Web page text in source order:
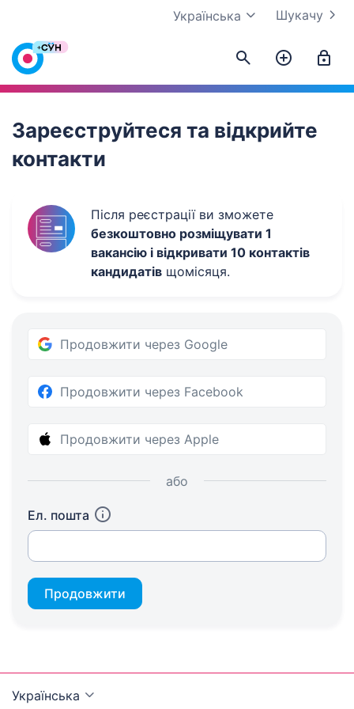
Шукачу
Українська
Work.ua
Зареєструйтеся та відкрийте
контакти
Після реєстрації ви зможете
безкоштовно розміщувати 1
вакансію і відкривати 10 контактів
кандидатів щомісяця.
Продовжити через Google
Продовжити через Facebook
Продовжити через Apple
або
Ел. пошта
Продовжити
Українська